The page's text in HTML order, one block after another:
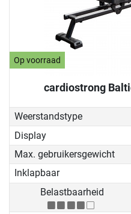
Op voorraad
cardiostrong
Weerstandstype
Display
Max. gebruikersgewicht
Inklapbaar
Belastbaarheid